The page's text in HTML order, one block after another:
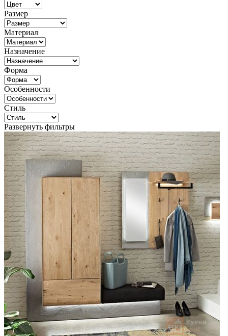
Размер
Материал
Назначение
Форма
Особенности
Стиль
Развернуть фильтры